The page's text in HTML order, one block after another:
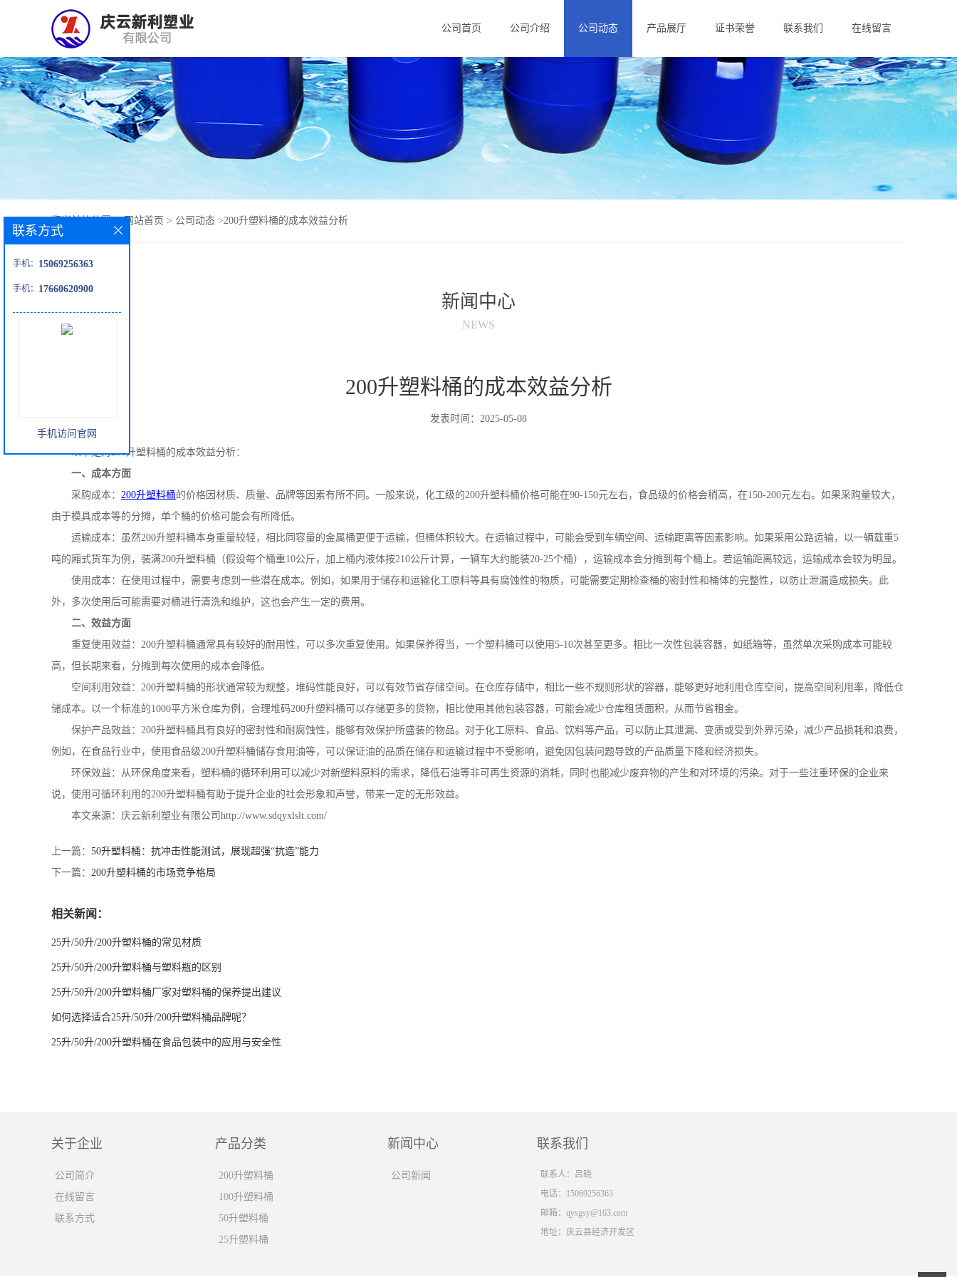
公司首页 公司介绍 公司动态 产品展厅 证书荣誉 联系我们 在线留言
网站首页 > 公司动态 >200升塑料桶的成本效益分析
新闻中心
NEWS
200升塑料桶的成本效益分析
发表时间：2025-05-08
以下是对200升塑料桶的成本效益分析：
一、成本方面
采购成本： 200升塑料桶的价格因材质、质量、品牌等因素有所不同。一般来说，化工级的200升塑料桶价格可能在90-150元左右，食品级的价格会稍高，在150-200元左右。如果采购量较大，
由于模具成本等的分摊，单个桶的价格可能会有所降低。
运输成本：虽然200升塑料桶本身重量较轻，相比同容量的金属桶更便于运输，但桶体积较大。在运输过程中，可能会受到车辆空间、运输距离等因素影响。如果采用公路运输，以一辆载重5
吨的厢式货车为例，装满200升塑料桶（假设每个桶重10公斤，加上桶内液体按210公斤计算，一辆车大约能装20-25个桶），运输成本会分摊到每个桶上。若运输距离较远，运输成本会较为明显。
使用成本：在使用过程中，需要考虑到一些潜在成本。例如，如果用于储存和运输化工原料等具有腐蚀性的物质，可能需要定期检查桶的密封性和桶体的完整性，以防止泄漏造成损失。此
外，多次使用后可能需要对桶进行清洗和维护，这也会产生一定的费用。
二、效益方面
重复使用效益： 200升塑料桶通常具有较好的耐用性，可以多次重复使用。如果保养得当，一个塑料桶可以使用5-10次甚至更多。相比一次性包装容器，如纸箱等，虽然单次采购成本可能较
高，但长期来看，分摊到每次使用的成本会降低。
空间利用效益： 200升塑料桶的形状通常较为规整，堆码性能良好，可以有效节省存储空间。在仓库存储中，相比一些不规则形状的容器，能够更好地利用仓库空间，提高空间利用率，降低仓
储成本。以一个标准的1000平方米仓库为例，合理堆码200升塑料桶可以存储更多的货物，相比使用其他包装容器，可能会减少仓库租赁面积，从而节省租金。
保护产品效益： 200升塑料桶具有良好的密封性和耐腐蚀性，能够有效保护所盛装的物品。对于化工原料、食品、饮料等产品，可以防止其泄漏、变质或受到外界污染，减少产品损耗和浪费，
例如，在食品行业中，使用食品级200升塑料桶储存食用油等，可以保证油的品质在储存和运输过程中不受影响，避免因包装问题导致的产品质量下降和经济损失。
环保效益：从环保角度来看，塑料桶的循环利用可以减少对新塑料原料的需求，降低石油等非可再生资源的消耗，同时也能减少废弃物的产生和对环境的污染。对于一些注重环保的企业来
说，使用可循环利用的200升塑料桶有助于提升企业的社会形象和声誉，带来一定的无形效益。
本文来源：庆云新利塑业有限公司 http://www.sdqyxlslt.com/
上一篇： 50升塑料桶：抗冲击性能测试，展现超强“抗造”能力
下一篇： 200升塑料桶的市场竞争格局
相关新闻：
25升/50升/200升塑料桶的常见材质
25升/50升/200升塑料桶与塑料瓶的区别
25升/50升/200升塑料桶厂家对塑料桶的保养提出建议
如何选择适合25升/50升/200升塑料桶品牌呢？
25升/50升/200升塑料桶在食品包装中的应用与安全性
联系方式
手机： 15069256363
手机： 17660620900
手机访问官网
关于企业
公司简介
在线留言
联系方式
产品分类
200升塑料桶
100升塑料桶
50升塑料桶
25升塑料桶
新闻中心
公司新闻
联系我们
联系人：吕晓
电话：15069256363
邮箱： qysgsy@163.com
地址：庆云县经济开发区